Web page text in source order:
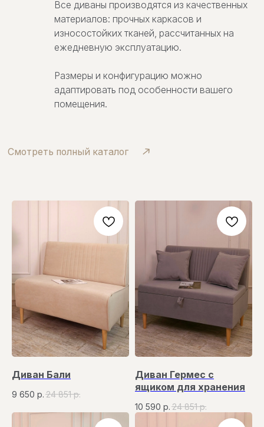
Диван Бали
9 650 р. 24 851 р.
Диван Гермес с
ящиком для хранения
10 590 р. 24 851 р.